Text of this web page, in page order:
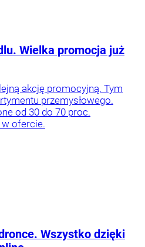
Wielka promocja już
akcję promocyjną. Tym
przemysłowego.
od 30 do 70 proc.
ofercie.
Wszystko dzięki